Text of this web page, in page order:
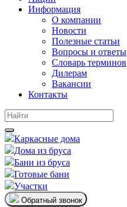
Информация
О компании
Новости
Полезные статьи
Вопросы и ответы
Словарь терминов
Дилерам
Вакансии
Контакты
Каркасные дома
Дома из бруса
Бани из бруса
Готовые бани
Участки
Обратный звонок